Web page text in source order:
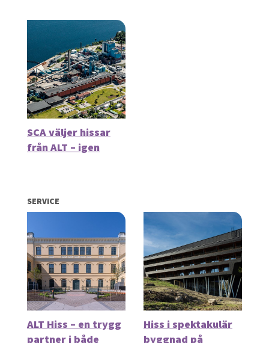
SCA väljer hissar
från ALT – igen
SERVICE
ALT Hiss – en trygg
partner i både
Hiss i spektakulär
byggnad på